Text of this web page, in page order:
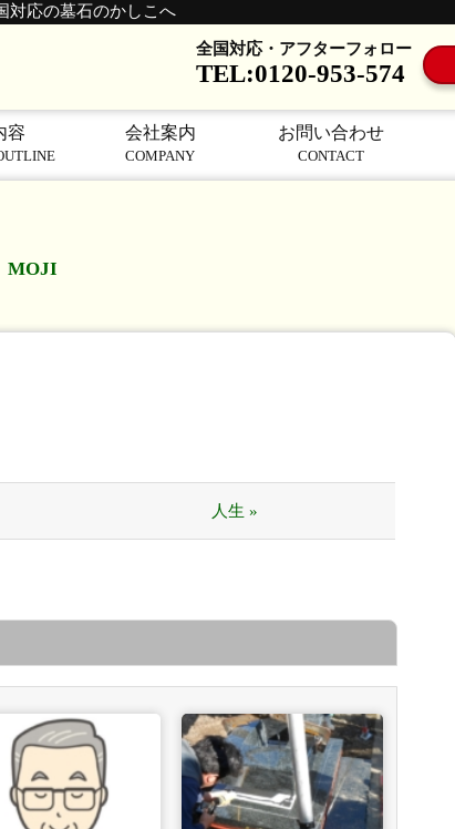
対応の墓石のかしこへ
全国対応・アフターフォロー
TEL:0120-953-574
容 会社案内
COMPANY
お問い合わせ
CONTACT
MOJI
人生 »